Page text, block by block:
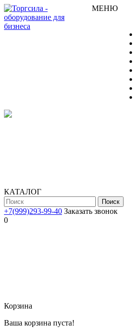
МЕНЮ
КАТАЛОГ
Поиск
+7(999)293-99-40 Заказать звонок
0
Корзина
Ваша корзина пуста!